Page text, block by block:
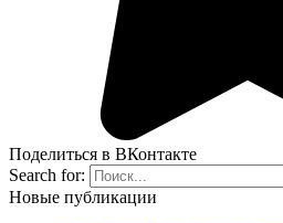
Поделиться в ВКонтакте
Search for:
Новые публикации